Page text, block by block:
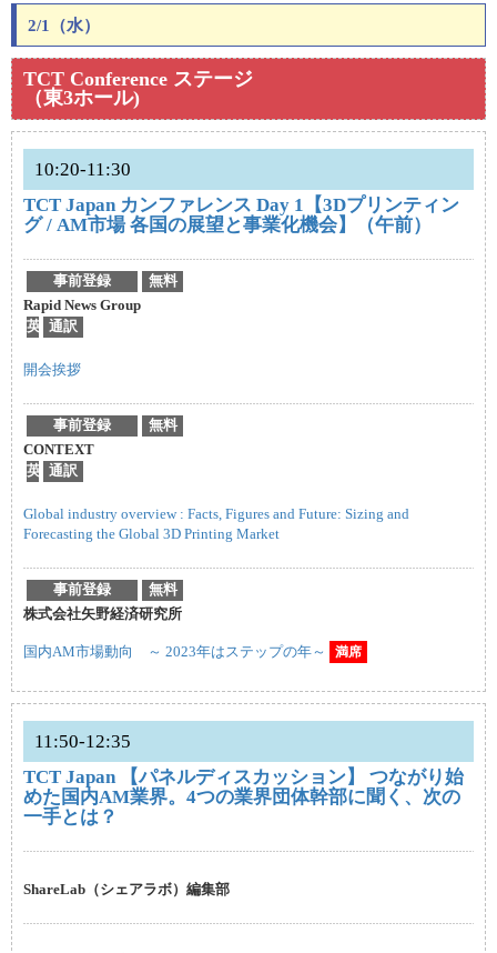
2/1（水）
TCT Conference ステージ
（東3ホール)
10:20-11:30
TCT Japan カンファレンス Day 1【3Dプリンティン
グ / AM市場 各国の展望と事業化機会】（午前）
事前登録
無料
Rapid News Group
英
通訳
開会挨拶
事前登録
無料
CONTEXT
英
通訳
Global industry overview : Facts, Figures and Future: Sizing and
Forecasting the Global 3D Printing Market
事前登録
無料
株式会社矢野経済研究所
国内AM市場動向 ～ 2023年はステップの年～ 満席
11:50-12:35
TCT Japan 【パネルディスカッション】 つながり始
めた国内AM業界。4つの業界団体幹部に聞く、次の
一手とは？
ShareLab（シェアラボ）編集部